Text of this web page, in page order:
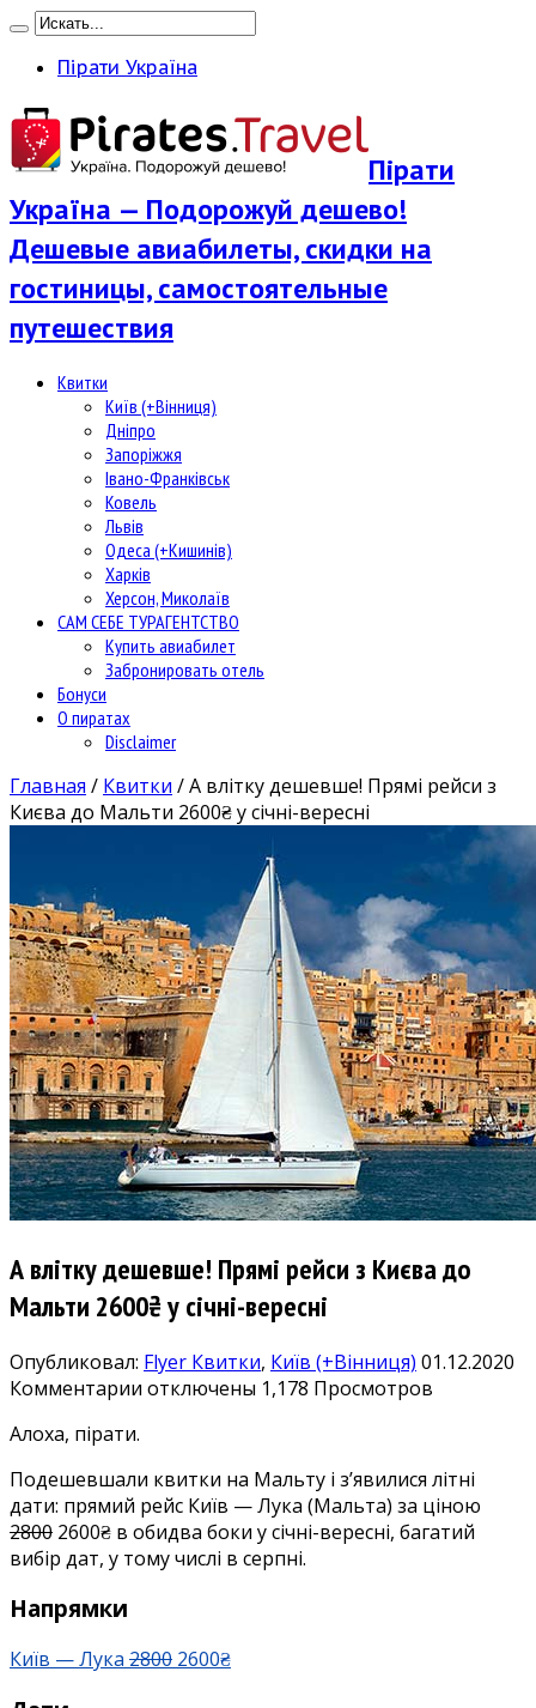
Пірати Україна
Пірати
Україна — Подорожуй дешево!
Дешевые авиабилеты, скидки на
гостиницы, самостоятельные
путешествия
Квитки
Київ (+Вінниця)
Дніпро
Запоріжжя
Івано-Франківськ
Ковель
Львів
Одеса (+Кишинів)
Харків
Херсон, Миколаїв
САМ СЕБЕ ТУРАГЕНТСТВО
Купить авиабилет
Забронировать отель
Бонуси
О пиратах
Disclaimer
Главная / Квитки /А влітку дешевше! Прямі рейси з
Києва до Мальти 2600₴ у січні-вересні
А влітку дешевше! Прямі рейси з Києва до
Мальти 2600₴ у січні-вересні
Опубликовал: Flyer Квитки, Київ (+Вінниця) 01.12.2020
Комментарии к
дешевше!
Прямі
рейси
з
Мальти
2600₴
отключены 1,178 Просмотров
Алоха, пірати.
Подешевшали квитки на Мальту і з’явилися літні
дати: прямий рейс Київ — Лука (Мальта) за ціною
2800 2600₴ в обидва боки у січні-вересні, багатий
вибір дат, у тому числі в серпні.
Напрямки
Київ — Лука 2800 2600₴